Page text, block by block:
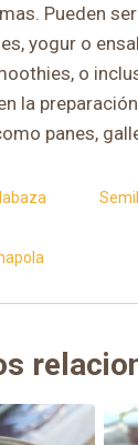
Pueden
yogur o
o
la
panes,